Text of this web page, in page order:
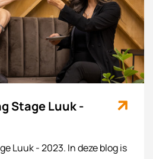
Stage Luuk -
Luuk - 2023. In deze blog is